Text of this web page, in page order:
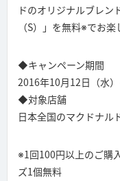
ドのオリジナルブレン
（S）」を無料※でお楽
◆キャンペーン期間
2016年10月12日（水
◆対象店舗
日本全国のマクドナル
※1回100円以上のご購
ズ1個無料